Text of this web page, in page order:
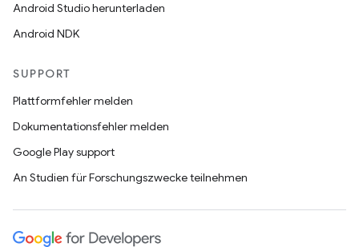
Android Studio herunterladen
Android NDK
SUPPORT
Plattformfehler melden
Dokumentationsfehler melden
Google Play support
An Studien für Forschungszwecke teilnehmen